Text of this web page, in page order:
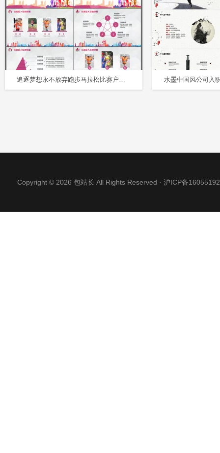
追逐梦想永不放弃跑步马拉松比赛户外拓展PPT模板
Copyright © 2026 包站长 All Rights Reserved · 沪ICP备